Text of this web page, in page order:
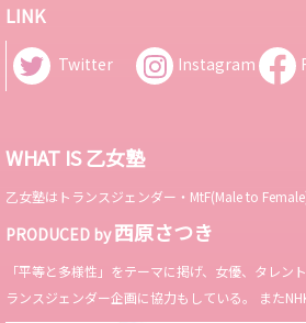
LINK
Twitter Instagram
WHAT IS 乙女塾
乙女塾はトランスジェンダー・MtF(Male to
PRODUCED by西原さつき
「平等と多様性」をテーマに掲げ、女優、タレ
ランスジェンダー企画に協力もしている。 また